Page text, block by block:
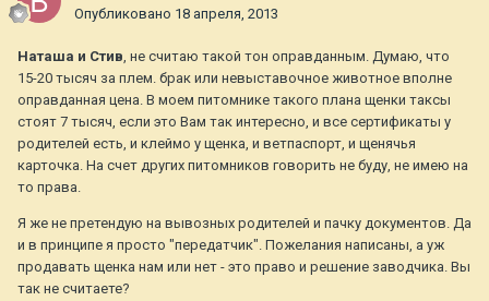
Опубликовано 18 апреля, 2013
Наташа и Стив, не считаю такой тон оправданным. Думаю, что
15-20 тысяч за плем. брак или невыставочное животное вполне
оправданная цена. В моем питомнике такого плана щенки таксы
стоят 7 тысяч, если это Вам так интересно, и все сертификаты у
родителей есть, и клеймо у щенка, и ветпаспорт, и щенячья
карточка. На счет других питомников говорить не буду, не имею на
то права.
Я же не претендую на вывозных родителей и пачку документов. Да
и в принципе я просто "передатчик". Пожелания написаны, а уж
продавать щенка нам или нет - это право и решение заводчика. Вы
так не считаете?